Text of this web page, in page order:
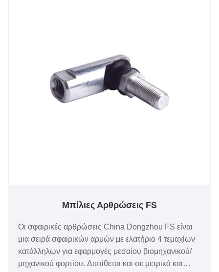
Μπίλιες Αρθρώσεις FS
Οι σφαιρικές αρθρώσεις China Dongzhou FS είναι
μια σειρά σφαιρικών αρμών με ελατήριο 4 τεμαχίων
κατάλληλων για εφαρμογές μεσαίου βιομηχανικού/
μηχανικού φορτίου. Διατίθεται και σε μετρικά και